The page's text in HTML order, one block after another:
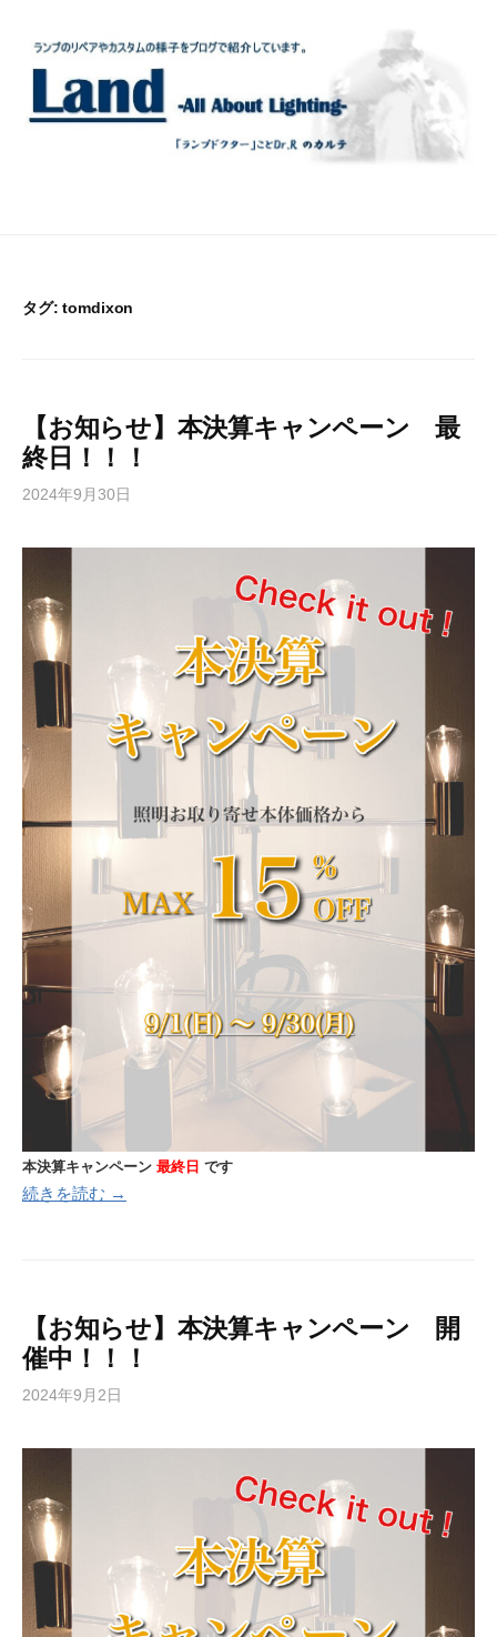
タグ:tomdixon
【お知らせ】本決算キャンペーン 最
終日！！！
2024年9月30日
本決算キャンペーン 最終日 です
続きを読む →
【お知らせ】本決算キャンペーン 開
催中！！！
2024年9月2日